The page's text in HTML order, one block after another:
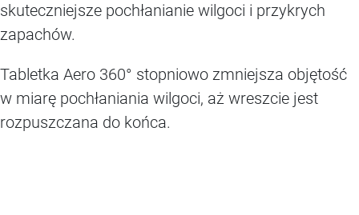
skuteczniejsze pochłanianie wilgoci i przykrych
zapachów.
Tabletka Aero 360° stopniowo zmniejsza objętość
w miarę pochłaniania wilgoci, aż wreszcie jest
rozpuszczana do końca.